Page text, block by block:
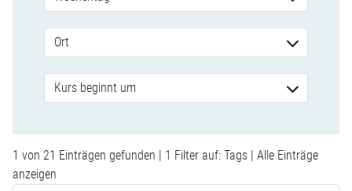
Ort
Kurs beginnt um
1 von 21 Einträgen gefunden | 1 Filter auf: Tags | Alle Einträge
anzeigen